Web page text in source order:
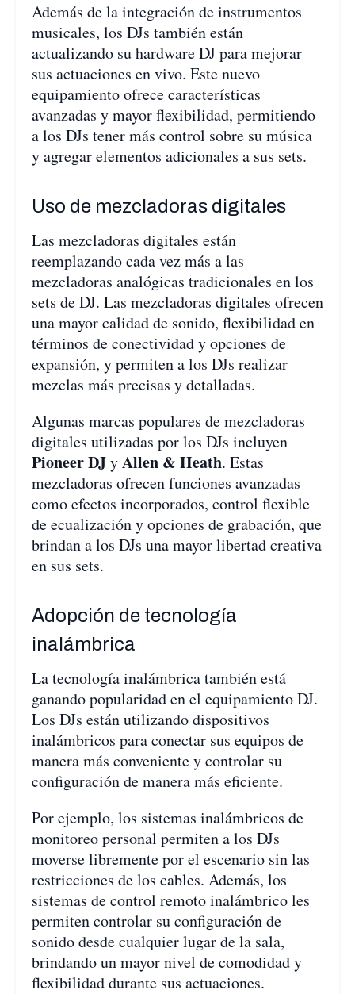
Además de la integración de instrumentos
musicales, los DJs también están
actualizando su hardware DJ para mejorar
sus actuaciones en vivo. Este nuevo
equipamiento ofrece características
avanzadas y mayor flexibilidad, permitiendo
a los DJs tener más control sobre su música
y agregar elementos adicionales a sus sets.
Uso de mezcladoras digitales
Las mezcladoras digitales están
reemplazando cada vez más a las
mezcladoras analógicas tradicionales en los
sets de DJ. Las mezcladoras digitales ofrecen
una mayor calidad de sonido, flexibilidad en
términos de conectividad y opciones de
expansión, y permiten a los DJs realizar
mezclas más precisas y detalladas.
Algunas marcas populares de mezcladoras
digitales utilizadas por los DJs incluyen
Pioneer DJyAllen & Heath. Estas
mezcladoras ofrecen funciones avanzadas
como efectos incorporados, control flexible
de ecualización y opciones de grabación, que
brindan a los DJs una mayor libertad creativa
en sus sets.
Adopción de tecnología
inalámbrica
La tecnología inalámbrica también está
ganando popularidad en el equipamiento DJ.
Los DJs están utilizando dispositivos
inalámbricos para conectar sus equipos de
manera más conveniente y controlar su
configuración de manera más eficiente.
Por ejemplo, los sistemas inalámbricos de
monitoreo personal permiten a los DJs
moverse libremente por el escenario sin las
restricciones de los cables. Además, los
sistemas de control remoto inalámbrico les
permiten controlar su configuración de
sonido desde cualquier lugar de la sala,
brindando un mayor nivel de comodidad y
flexibilidad durante sus actuaciones.